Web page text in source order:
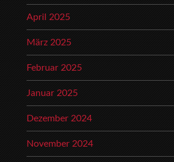
April 2025
März 2025
Februar 2025
Januar 2025
Dezember 2024
November 2024